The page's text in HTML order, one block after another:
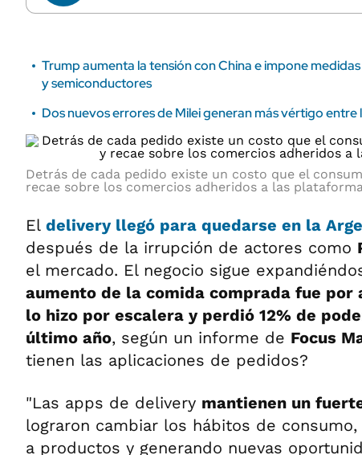
Trump aumenta la tensión con China e impone
y semiconductores
Dos nuevos errores de Milei generan más vértigo entre
Detrás de cada pedido existe un costo que el
recae sobre los comercios adheridos a las
El delivery llegó para quedarse en la
después de la irrupción de actores como
el mercado. El negocio sigue
aumento de la comida comprada fue por
lo hizo por escalera y perdió 12% de
último año, según un informe de Focus
tienen las aplicaciones de pedidos?
"Las apps de delivery mantienen un
lograron cambiar los hábitos de
a productos y generando nuevas